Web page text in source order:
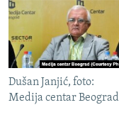
Dušan Janjić, foto:
Medija centar Beograd